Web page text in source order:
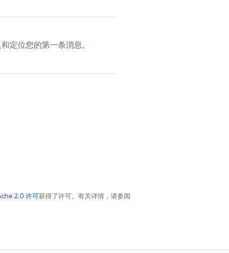
定位您的第一条消息。
2.0 许可获得了许可。有关详情，请参阅